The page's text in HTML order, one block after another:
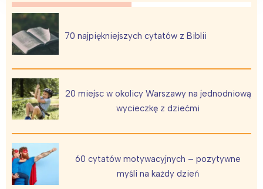
70 najpiękniejszych cytatów z Biblii
20 miejsc w okolicy Warszawy na jednodniową
wycieczkę z dziećmi
60 cytatów motywacyjnych – pozytywne
myśli na każdy dzień